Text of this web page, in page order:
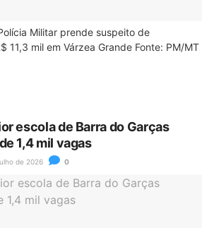
Militar prende suspeito de
11,3 mil em Várzea Grande Fonte: PM/MT
escola de Barra do Garças
1,4 mil vagas
de 2026 0